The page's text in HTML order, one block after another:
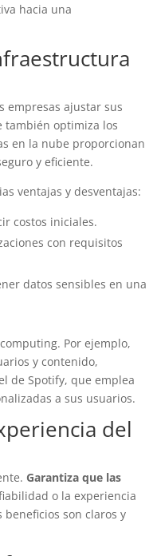
hacia una
empresas ajustar sus
también optimiza los
en la nube proporcionan
y eficiente.
ventajas y desventajas:
costos iniciales.
con requisitos
datos sensibles en una
Por ejemplo,
y contenido,
de Spotify, que emplea
a sus usuarios.
del
Garantiza que las
o la experiencia
son claros y